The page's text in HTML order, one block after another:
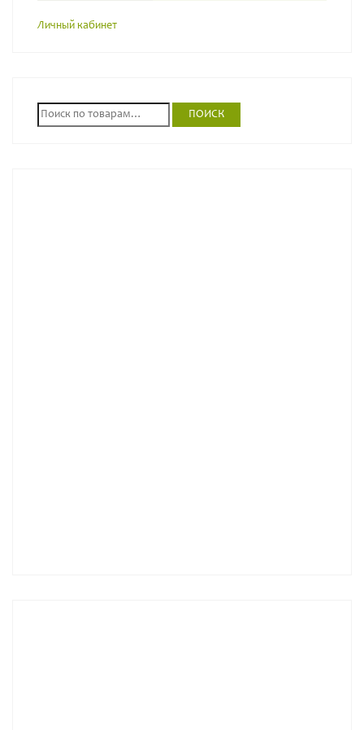
Личный кабинет
И
с
ПОИСК